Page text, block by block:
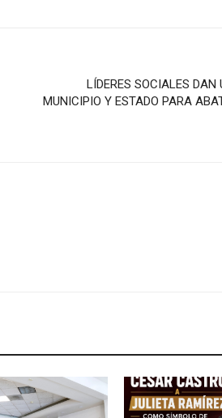
LÍDERES SOCIALES
MUNICIPIO Y ESTADO PARA